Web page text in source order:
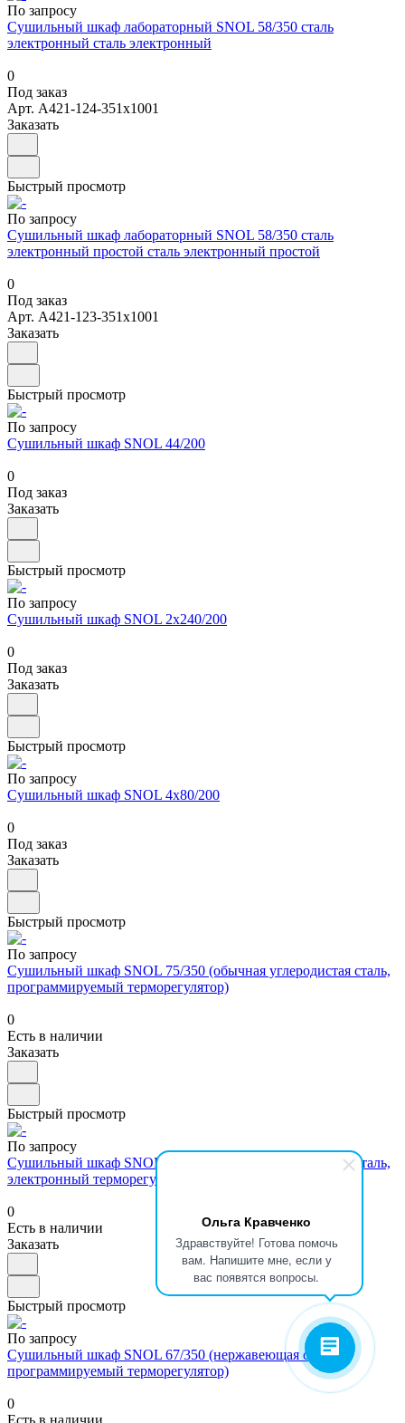
Ольга Кравченко
Здравствуйте! Готова помочь
вам. Напишите мне, если у
вас появятся вопросы.
По запросу
Сушильный шкаф лабораторный SNOL 58/350 сталь
электронный сталь электронный
0
Под заказ
Арт. А421-124-351х1001
Заказать
Быстрый просмотр
По запросу
Сушильный шкаф лабораторный SNOL 58/350 сталь
электронный простой сталь электронный простой
0
Под заказ
Арт. А421-123-351х1001
Заказать
Быстрый просмотр
По запросу
Сушильный шкаф SNOL 44/200
0
Под заказ
Заказать
Быстрый просмотр
По запросу
Сушильный шкаф SNOL 2x240/200
0
Под заказ
Заказать
Быстрый просмотр
По запросу
Сушильный шкаф SNOL 4x80/200
0
Под заказ
Заказать
Быстрый просмотр
По запросу
Сушильный шкаф SNOL 75/350 (обычная углеродистая сталь,
программируемый терморегулятор)
0
Есть в наличии
Заказать
Быстрый просмотр
По запросу
Сушильный шкаф SNOL 75/350 (обычная углеродистая сталь,
электронный терморегулятор)
0
Есть в наличии
Заказать
Быстрый просмотр
По запросу
Сушильный шкаф SNOL 67/350 (нержавеющая сталь,
программируемый терморегулятор)
0
Есть в наличии